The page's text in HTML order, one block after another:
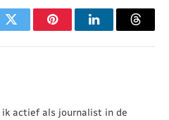
Twitter PinterestLinkedIn
ik actief als journalist in de